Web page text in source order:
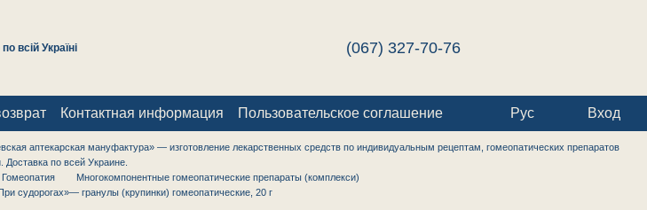
всій Україні (067) 327-70-76
Контактная информация Пользовательское соглашение Рус Вход
аптекарская мануфактура» — изготовление лекарственных средств по индивидуальным рецептам, гомеопатических препаратов
Доставка по всей Украине.
Гомеопатия
Многокомпонентные гомеопатические препараты (комплекси)
судорогах»— гранулы (крупинки) гомеопатические, 20 г